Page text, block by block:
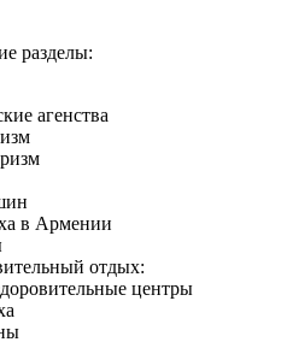
разделы:
агенства
в Армении
отдых:
центры